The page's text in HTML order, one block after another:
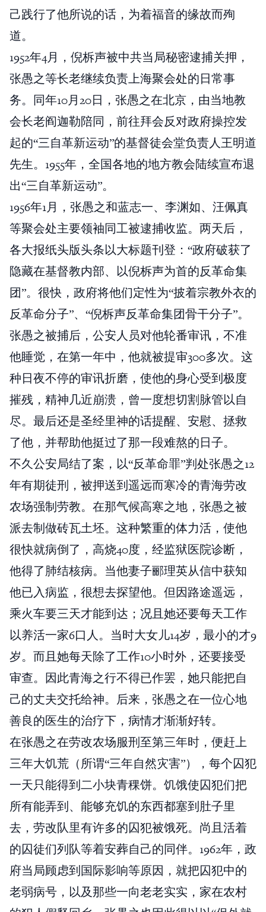
己践行了他所说的话，为着福音的缘故而殉
道。
1952年4月，倪柝声被中共当局秘密逮捕关押，
张愚之等长老继续负责上海聚会处的日常事
务。同年10月20日，张愚之在北京，由当地教
会长老阎迦勒陪同，前往拜会反对政府操控发
起的“三自革新运动”的基督徒会堂负责人王明道
先生。1955年，全国各地的地方教会陆续宣布退
出“三自革新运动”。
1956年1月，张愚之和蓝志一、李渊如、汪佩真
等聚会处主要领袖同工被逮捕收监。两天后，
各大报纸头版头条以大标题刊登：“政府破获了
隐藏在基督教内部、以倪柝声为首的反革命集
团”。很快，政府将他们定性为“披着宗教外衣的
反革命分子”、“倪柝声反革命集团骨干分子”。
张愚之被捕后，公安人员对他轮番审讯，不准
他睡觉，在第一年中，他就被提审300多次。这
种日夜不停的审讯折磨，使他的身心受到极度
摧残，精神几近崩溃，曾一度想切割脉管以自
尽。最后还是圣经里神的话提醒、安慰、拯救
了他，并帮助他挺过了那一段难熬的日子。
不久公安局结了案，以“反革命罪”判处张愚之12
年有期徒刑，被押送到遥远而寒冷的青海劳改
农场强制劳教。在那气候高寒之地，张愚之被
派去制做砖瓦土坯。这种繁重的体力活，使他
很快就病倒了，高烧40度，经监狱医院诊断，
他得了肺结核病。当他妻子郦理英从信中获知
他已入病监，很想去探望他。但因路途遥远，
乘火车要三天才能到达；况且她还要每天工作
以养活一家6口人。当时大女儿14岁，最小的才9
岁。而且她每天除了工作10小时外，还要接受
审查。因此青海之行不得已作罢，她只能把自
己的丈夫交托给神。后来，张愚之在一位心地
善良的医生的治疗下，病情才渐渐好转。
在张愚之在劳改农场服刑至第三年时，便赶上
三年大饥荒（所谓“三年自然灾害”），每个囚犯
一天只能得到二小块青稞饼。饥饿使囚犯们把
所有能弄到、能够充饥的东西都塞到肚子里
去，劳改队里有许多的囚犯被饿死。尚且活着
的囚徒们列队等着安葬自己的同伴。1962年，政
府当局顾虑到国际影响等原因，就把囚犯中的
老弱病号，以及那些一向老老实实，家在农村